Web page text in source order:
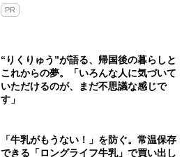
PR
“りくりゅう”が語る、帰国後の暮らしと
これからの夢。「いろんな人に気づいて
いただけるのが、まだ不思議な感じで
す」
「牛乳がもうない！」を防ぐ。常温保存
できる「ロングライフ牛乳」で買い出し